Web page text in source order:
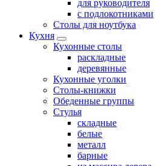
для руководителя
с подлокотниками
Столы для ноутбука
Кухня
Кухонные столы
раскладные
деревянные
Кухонные уголки
Столы-книжки
Обеденные группы
Стулья
складные
белые
металл
барные